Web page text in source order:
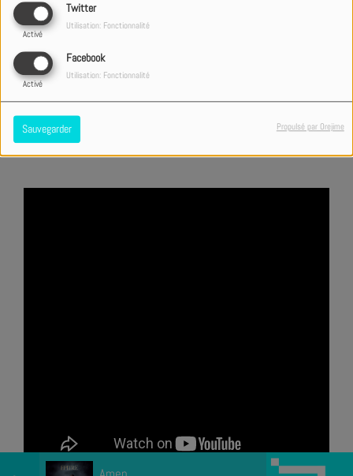
Twitter
Activé
Utilisation: Fonctionnalité
Facebook
Activé
Utilisation: Fonctionnalité
Sauvegarder Propulsé par Orejime